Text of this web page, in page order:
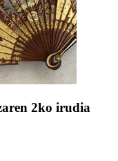
2ko irudia